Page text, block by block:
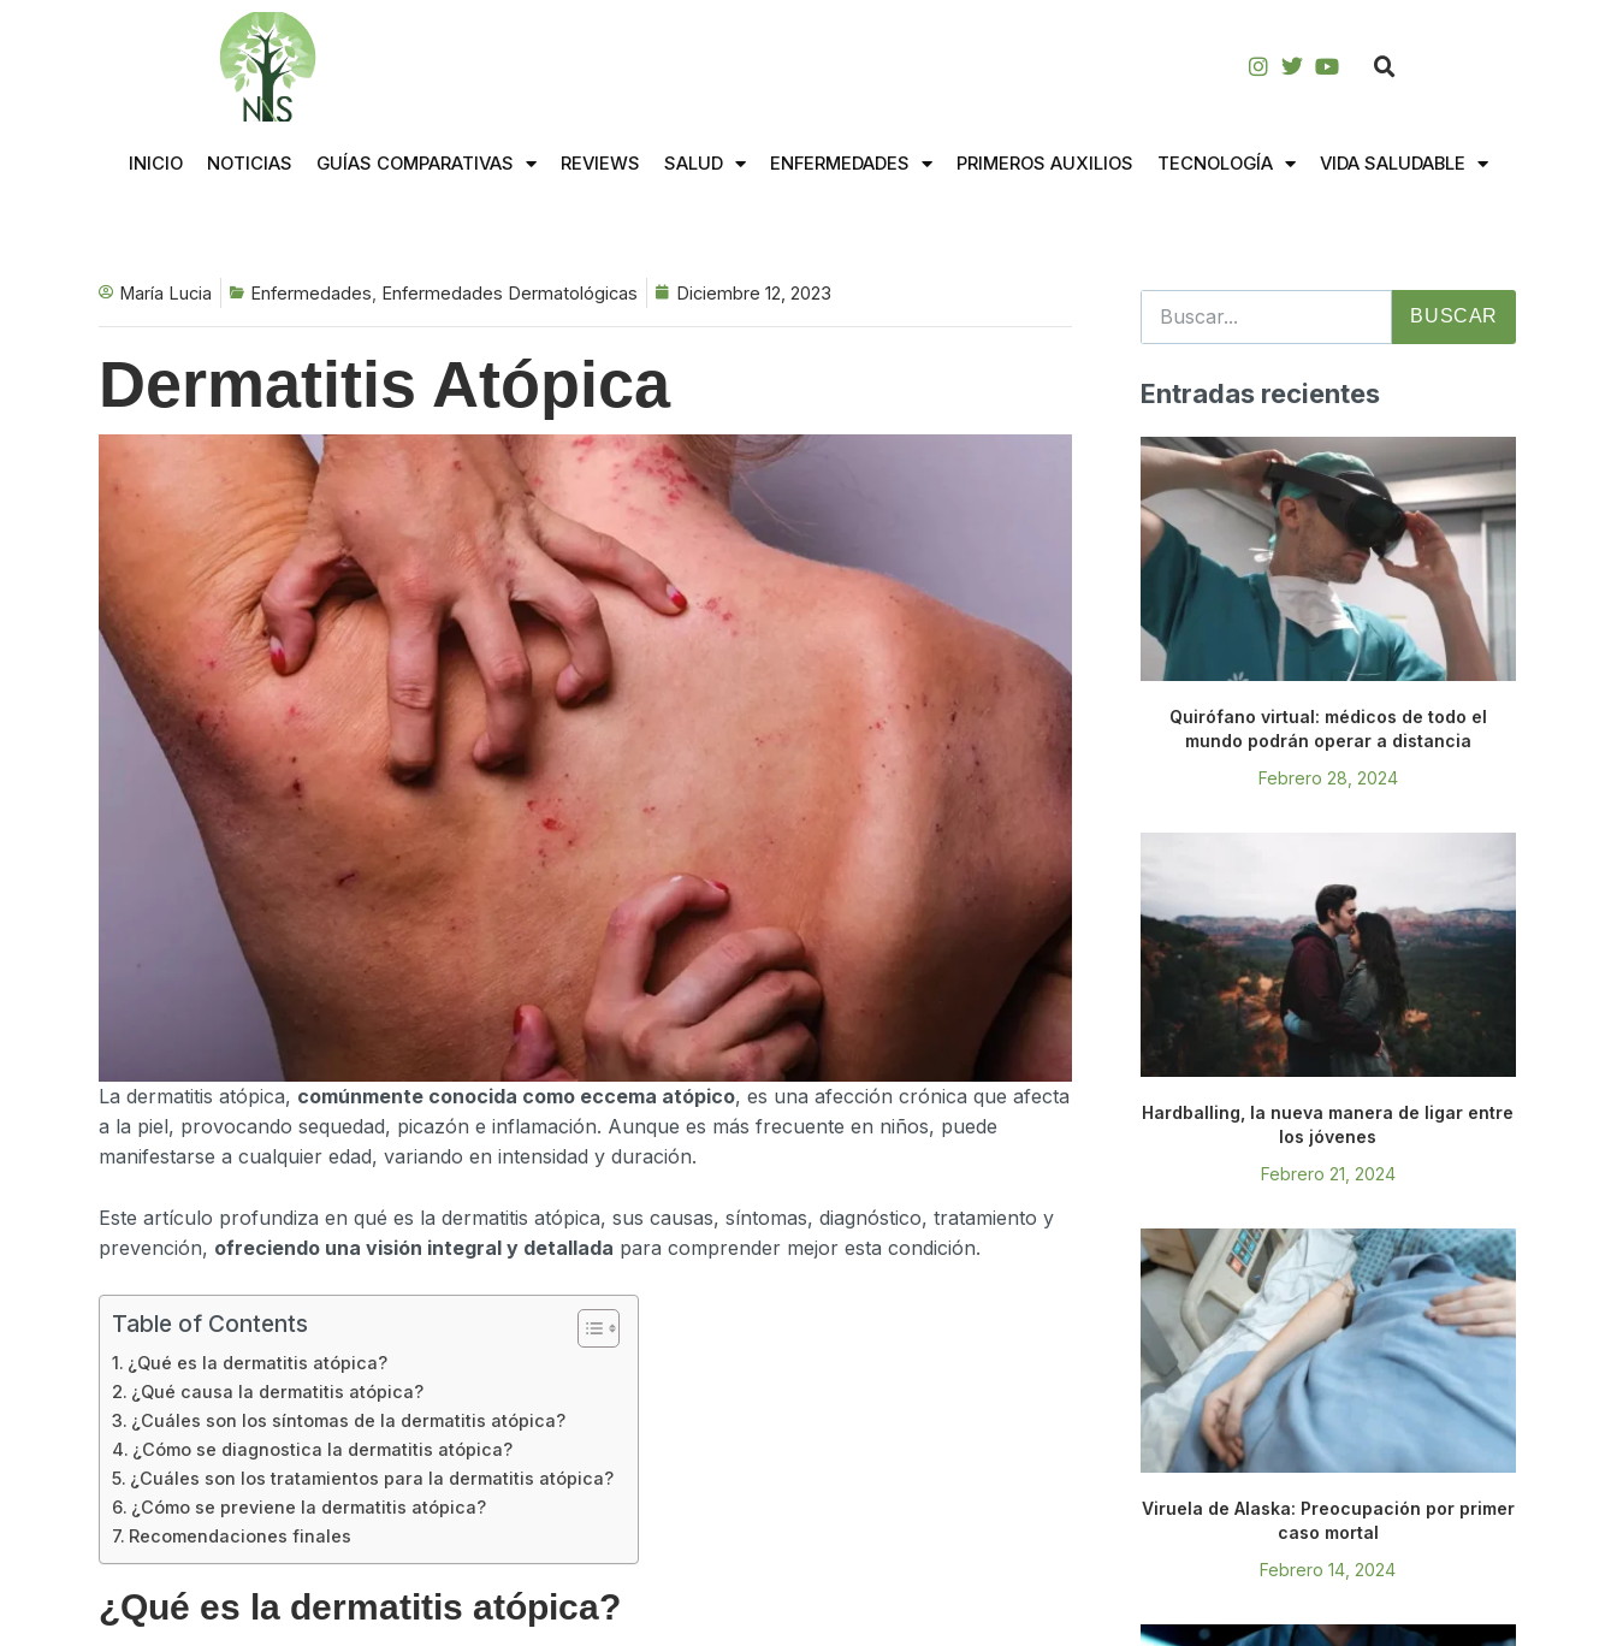
INICIO NOTICIAS GUÍAS COMPARATIVAS REVIEWS SALUD ENFERMEDADES PRIMEROS AUXILIOS TECNOLOGÍA VIDA SALUDABLE
María Lucia Enfermedades Enfermedades Dermatológicas Diciembre 12, 2023
Dermatitis Atópica
La dermatitis atópica, comúnmente conocida como eccema atópico, es una afección crónica que afecta
a la piel, provocando sequedad, picazón e inflamación. Aunque es más frecuente en niños, puede
manifestarse a cualquier edad, variando en intensidad y duración.
Este artículo profundiza en qué es la dermatitis atópica, sus causas, síntomas, diagnóstico, tratamiento y
prevención, ofreciendo una visión integral y detallada para comprender mejor esta condición.
Table of Contents
¿Qué es la dermatitis atópica?
¿Qué causa la dermatitis atópica?
¿Cuáles son los síntomas de la dermatitis atópica?
¿Cómo se diagnostica la dermatitis atópica?
¿Cuáles son los tratamientos para la dermatitis atópica?
¿Cómo se previene la dermatitis atópica?
Recomendaciones finales
¿Qué es la dermatitis atópica?
BUSCAR
Entradas recientes
Quirófano virtual: médicos de todo el
mundo podrán operar a distancia
Febrero 28, 2024
Hardballing, la nueva manera de ligar entre
los jóvenes
Febrero 21, 2024
Viruela de Alaska: Preocupación por primer
caso mortal
Febrero 14, 2024